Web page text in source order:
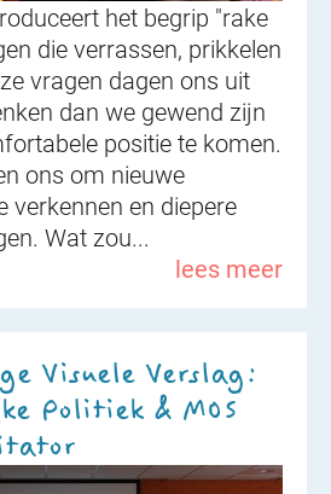
het begrip "rake
die verrassen, prikkelen
vragen dagen ons uit
dan we gewend zijn
positie te komen.
ons om nieuwe
verkennen en diepere
Wat zou...
lees meer
Visuele Verslag:
Politiek & MOS